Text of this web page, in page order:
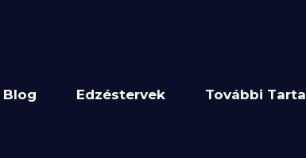
Blog Edzéstervek További